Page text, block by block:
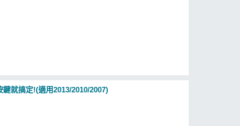
就搞定!(適用2013/2010/2007)